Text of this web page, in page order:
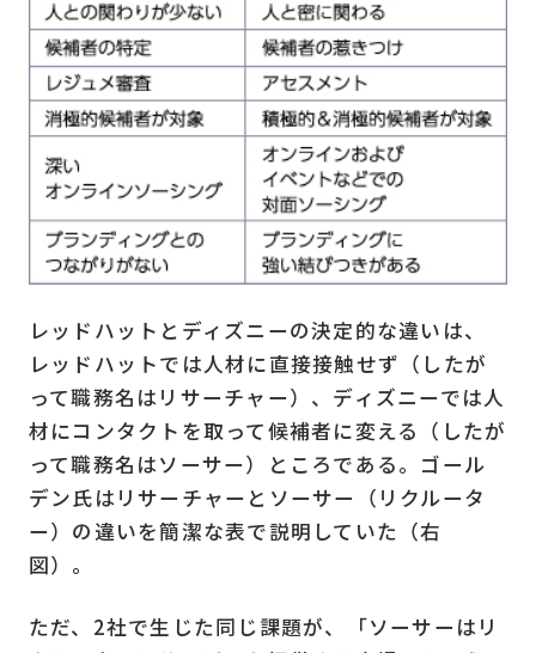
レッドハットとディズニーの決定的な違いは、
レッドハットでは人材に直接接触せず（したが
って職務名はリサーチャー）、ディズニーでは人
材にコンタクトを取って候補者に変える（したが
って職務名はソーサー）ところである。ゴール
デン氏はリサーチャーとソーサー（リクルータ
ー）の違いを簡潔な表で説明していた（右
図）。
ただ、2社で生じた同じ課題が、「ソーサーはリ